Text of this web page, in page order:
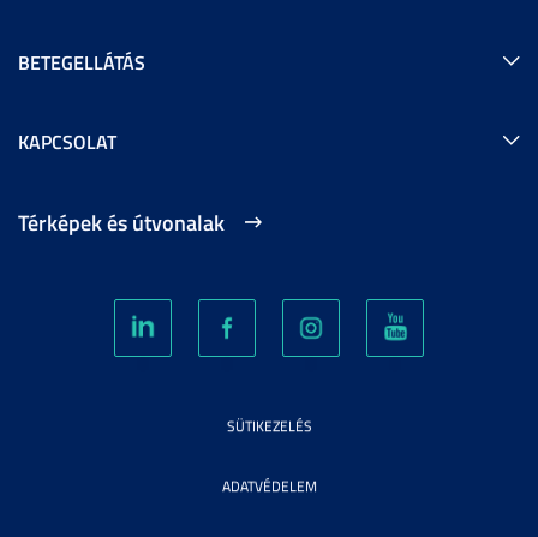
BETEGELLÁTÁS
KAPCSOLAT
Térképek és útvonalak
SÜTIKEZELÉS
ADATVÉDELEM